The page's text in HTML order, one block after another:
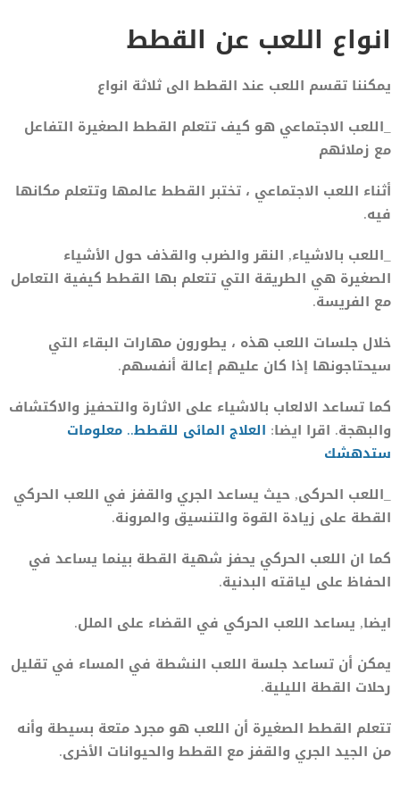
انواع اللعب عن القطط
يمكننا تقسم اللعب عند القطط الى ثلاثة انواع
_اللعب الاجتماعي هو كيف تتعلم القطط الصغيرة التفاعل
مع زملائهم
أثناء اللعب الاجتماعي ، تختبر القطط عالمها وتتعلم مكانها
فيه.
_اللعب بالاشياء, النقر والضرب والقذف حول الأشياء
الصغيرة هي الطريقة التي تتعلم بها القطط كيفية التعامل
مع الفريسة.
خلال جلسات اللعب هذه ، يطورون مهارات البقاء التي
سيحتاجونها إذا كان عليهم إعالة أنفسهم.
كما تساعد الالعاب بالاشياء على الاثارة والتحفيز والاكتشاف
والبهجة. اقرا ايضا: العلاج المائى للقطط.. معلومات
ستدهشك
_اللعب الحركى, حيث يساعد الجري والقفز في اللعب الحركي
القطة على زيادة القوة والتنسيق والمرونة.
كما ان اللعب الحركي يحفز شهية القطة بينما يساعد في
الحفاظ على لياقته البدنية.
ايضا, يساعد اللعب الحركي في القضاء على الملل.
يمكن أن تساعد جلسة اللعب النشطة في المساء في تقليل
رحلات القطة الليلية.
تتعلم القطط الصغيرة أن اللعب هو مجرد متعة بسيطة وأنه
من الجيد الجري والقفز مع القطط والحيوانات الأخرى.